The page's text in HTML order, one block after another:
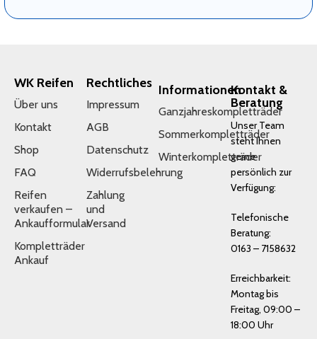
WK Reifen
Über uns
Kontakt
Shop
FAQ
Reifen
verkaufen –
Ankaufformular
Kompletträder
Ankauf
Rechtliches
Impressum
AGB
Datenschutz
Widerrufsbelehrung
Zahlung
und
Versand
Informationen
Ganzjahreskompletträder
Sommerkompletträder
Winterkompletträder
Kontakt &
Beratung
Unser Team
steht Ihnen
gerne
persönlich zur
Verfügung:
Telefonische
Beratung:
0163 – 7158632
Erreichbarkeit:
Montag bis
Freitag, 09:00 –
18:00 Uhr